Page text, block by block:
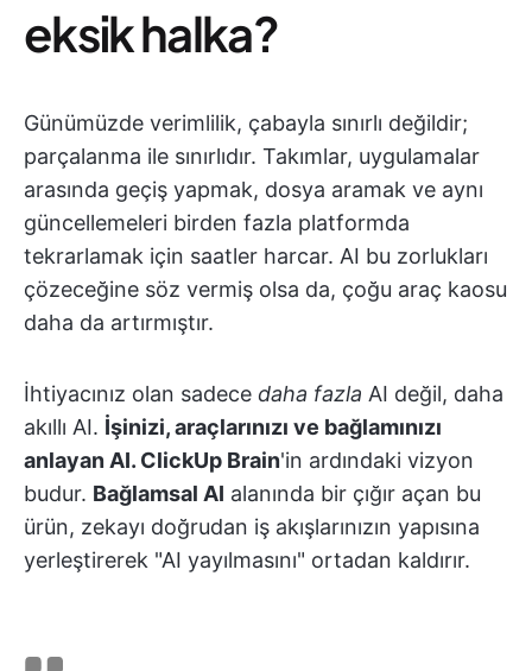
eksik halka?
Günümüzde verimlilik, çabayla sınırlı değildir;
parçalanma ile sınırlıdır. Takımlar, uygulamalar
arasında geçiş yapmak, dosya aramak ve aynı
güncellemeleri birden fazla platformda
tekrarlamak için saatler harcar. AI bu zorlukları
çözeceğine söz vermiş olsa da, çoğu araç kaosu
daha da artırmıştır.
İhtiyacınız olan sadece daha fazla AI değil, daha
akıllı AI. İşinizi, araçlarınızı ve bağlamınızı
anlayan AI. ClickUp Brain'in ardındaki vizyon
budur. Bağlamsal AI alanında bir çığır açan bu
ürün, zekayı doğrudan iş akışlarınızın yapısına
yerleştirerek "AI yayılmasını" ortadan kaldırır.